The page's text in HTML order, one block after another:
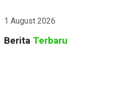
1 August 2026
Berita Terbaru